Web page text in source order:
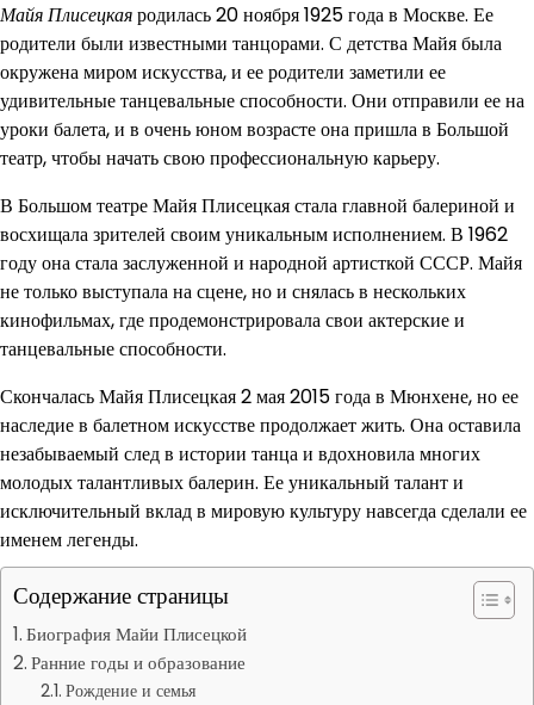
Майя Плисецкаяродилась 20 ноября 1925 года в Москве. Ее
родители были известными танцорами. С детства Майя была
окружена миром искусства, и ее родители заметили ее
удивительные танцевальные способности. Они отправили ее на
уроки балета, и в очень юном возрасте она пришла в Большой
театр, чтобы начать свою профессиональную карьеру.
В Большом театре Майя Плисецкая стала главной балериной и
восхищала зрителей своим уникальным исполнением. В 1962
году она стала заслуженной и народной артисткой СССР. Майя
не только выступала на сцене, но и снялась в нескольких
кинофильмах, где продемонстрировала свои актерские и
танцевальные способности.
Скончалась Майя Плисецкая 2 мая 2015 года в Мюнхене, но ее
наследие в балетном искусстве продолжает жить. Она оставила
незабываемый след в истории танца и вдохновила многих
молодых талантливых балерин. Ее уникальный талант и
исключительный вклад в мировую культуру навсегда сделали ее
именем легенды.
Содержание страницы
Биография Майи Плисецкой
Ранние годы и образование
Рождение и семья